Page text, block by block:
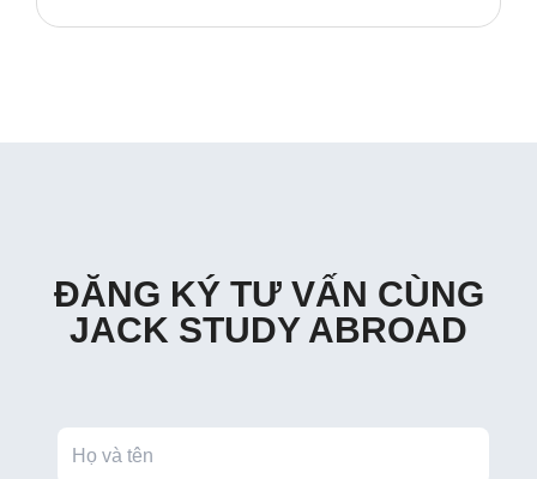
ĐĂNG KÝ TƯ VẤN CÙNG
JACK STUDY ABROAD